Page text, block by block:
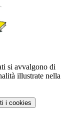
si avvalgono di
illustrate nella
i cookies